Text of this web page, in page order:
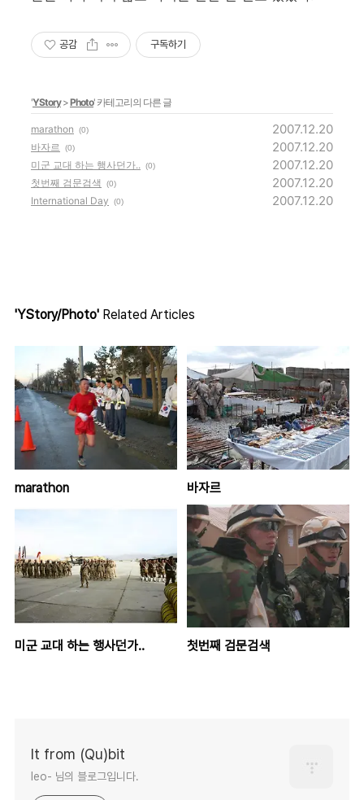
공감 구독하기
'YStory>Photo' 카테고리의 다른 글
marathon (0) 2007.12.20
바자르 (0) 2007.12.20
미군 교대 하는 행사던가.. (0) 2007.12.20
첫번째 검문검색 (0) 2007.12.20
International Day (0) 2007.12.20
'YStory/Photo' Related Articles
marathon 바자르
미군 교대 하는 행사던가.. 첫번째 검문검색
It from (Qu)bit
leo- 님의 블로그입니다.